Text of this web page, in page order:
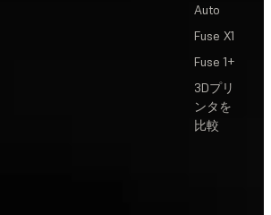
Auto
Fuse X1
Fuse 1+
3Dプリ
ンタを
比較